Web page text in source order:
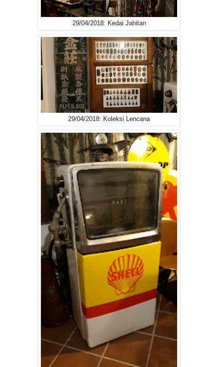
29/04/2018: Kedai Jahitan
29/04/2018: Koleksi Lencana